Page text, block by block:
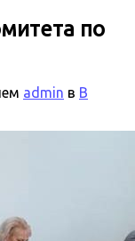
по
admin в В